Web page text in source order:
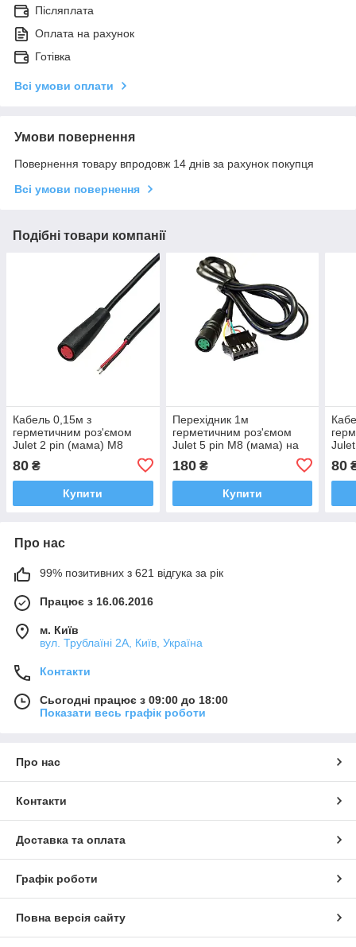
Післяплата
Оплата на рахунок
Готівка
Всі умови оплати
Умови повернення
Повернення товару впродовж 14 днів за рахунок покупця
Всі умови повернення
Подібні товари компанії
Кабель 0,15м з
герметичним роз'ємом
Julet 2 pin (мама) M8
80 ₴
Купити
Перехідник 1м
герметичним роз'ємом
Julet 5 pin M8 (мама) на
(мама)
180₴
Купити
80
Про нас
99% позитивних з 621 відгука за рік
Працює з 16.06.2016
м. Київ
вул. Трублаїні 2А, Київ, Україна
Контакти
Сьогодні працює з 09:00 до 18:00
Показати весь графік роботи
Про нас
Контакти
Доставка та оплата
Графік роботи
Повна версія сайту